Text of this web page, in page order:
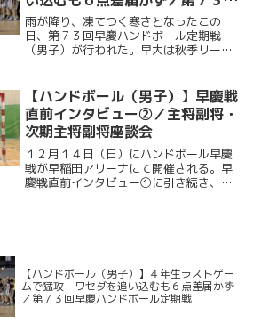
早慶ハンドボール定期戦
雨が降り、凍てつく寒さとなったこの
日、第７３回早慶ハンドボール定期戦
（男子）が行われた。早大は秋季リーグ
の一戦。4年生にとってはラストゲームと
なる舞台であり、これまで積...
【ハンドボール（男子）】早慶戦
直前インタビュー②／主将副将・
次期主将副将座談会
１２月１４日（日）にハンドボール早慶
戦が早稲田アリーナにて開催される。早
慶戦直前インタビュー①に引き続き、慶
【ハンドボール（男子）】４年生ラストゲー
ムで猛攻 ワセダを追い込むも６点差届かず
／第７３回早慶ハンドボール定期戦